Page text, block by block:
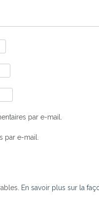
par e-mail.
e-mail.
En savoir plus sur la